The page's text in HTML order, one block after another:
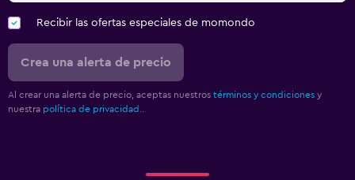
Recibir las ofertas especiales de momondo
Crea una alerta de precio
Al crear una alerta de precio, aceptas nuestros términos y condiciones y
nuestra política de privacidad.